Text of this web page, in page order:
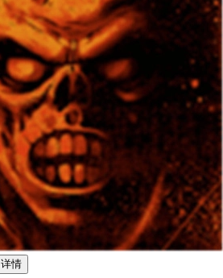
详情